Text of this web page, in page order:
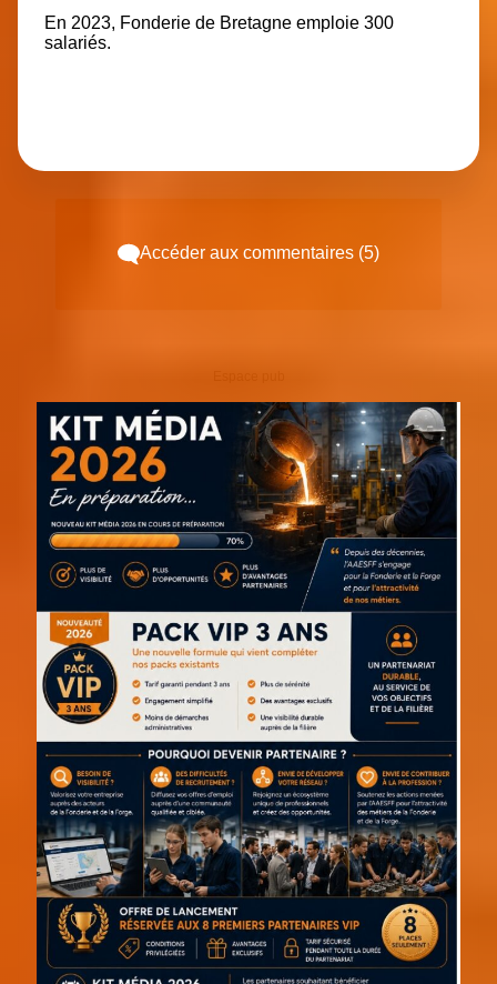
En 2023, Fonderie de Bretagne emploie 300
salariés.
Accéder aux commentaires (5)